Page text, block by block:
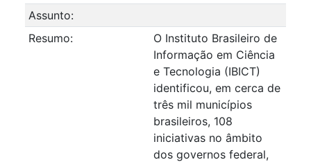
Assunto:
Resumo:
O Instituto Brasileiro de
Informação em Ciência
e Tecnologia (IBICT)
identificou, em cerca de
três mil municípios
brasileiros, 108
iniciativas no âmbito
dos governos federal,